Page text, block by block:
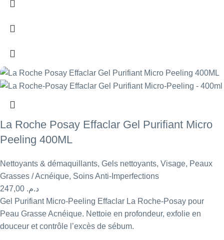
La Roche Posay Effaclar Gel Purifiant Micro
Peeling 400ML
Nettoyants & démaquillants, Gels nettoyants, Visage, Peaux
Grasses / Acnéique, Soins Anti-Imperfections
د.م.
Gel Purifiant Micro-Peeling Effaclar La Roche-Posay pour
Peau Grasse Acnéique. Nettoie en profondeur, exfolie en
douceur et contrôle l’excès de sébum.